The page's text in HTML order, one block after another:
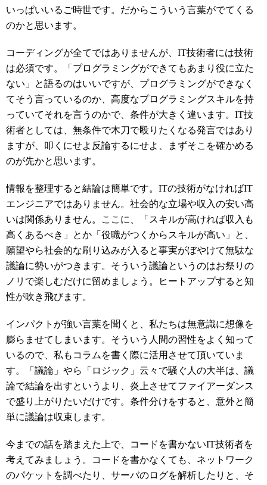
いっぱいいるご時世です。だからこういう言葉がでてくる
のかと思います。
コーディングが全てではありませんが、IT技術者には技術
は必須です。「プログラミングができてもあまり役に立た
ない」と語るのはいいですが、プログラミングができなく
てそう言っているのか、高度なプログラミングスキルを持
っていてそれを言うのかで、条件が大きく違います。IT技
術者としては、無条件で木刀で殴りたくなる発言ではあり
ますが、叩くにせよ反論するにせよ、まずそこを確かめる
のが先かと思います。
情報を整理すると結論は簡単です。ITの技術がなければIT
エンジニアではありません。社会的な立場や収入の安い高
いは関係ありません。ここに、「スキルが高ければ収入も
高くあるべき」とか「役職がつくからスキルが高い」と、
願望やら社会的な刷り込みが入ると事実がぼやけて無駄な
議論に勢いがつきます。そういう議論というのはお祭りの
ノリで楽しむだけに留めましょう。ヒートアップすると知
性が吹き飛びます。
インパクトが強い言葉を聞くと、私たちは無意識に想像を
膨らませてしまいます。そういう人間の習性をよく知って
いるので、私もコラムを書く際に活用させて頂いていま
す。「議論」やら「ロジック」云々で騒ぐ人の大半は、議
論で結論を出すというより、炎上させてファイアーダンス
で盛り上がりたいだけです。条件分けをすると、意外と簡
単に議論は収束します。
今までの話を踏まえた上で、コードを書かないIT技術者を
考えてみましょう。コードを書かなくても、ネットワーク
のパケットを調べたり、サーバのログを解析したりと、そ